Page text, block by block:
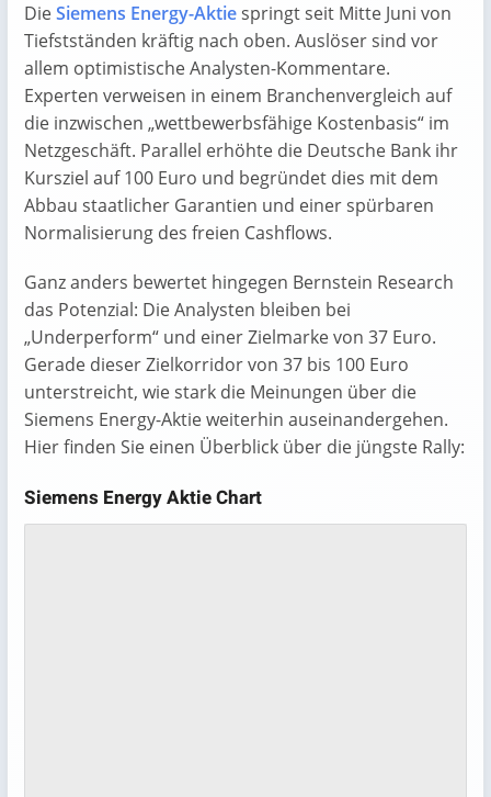
DieSiemens Energy-Aktiespringt seit Mitte Juni von
Tiefstständen kräftig nach oben. Auslöser sind vor
allem optimistische Analysten-Kommentare.
Experten verweisen in einem Branchenvergleich auf
die inzwischen „wettbewerbsfähige Kostenbasis“ im
Netzgeschäft. Parallel erhöhte die Deutsche Bank ihr
Kursziel auf 100 Euro und begründet dies mit dem
Abbau staatlicher Garantien und einer spürbaren
Normalisierung des freien Cashflows.
Ganz anders bewertet hingegen Bernstein Research
das Potenzial: Die Analysten bleiben bei
„Underperform“ und einer Zielmarke von 37 Euro.
Gerade dieser Zielkorridor von 37 bis 100 Euro
unterstreicht, wie stark die Meinungen über die
Siemens Energy-Aktie weiterhin auseinandergehen.
Hier finden Sie einen Überblick über die jüngste Rally:
Siemens Energy Aktie Chart